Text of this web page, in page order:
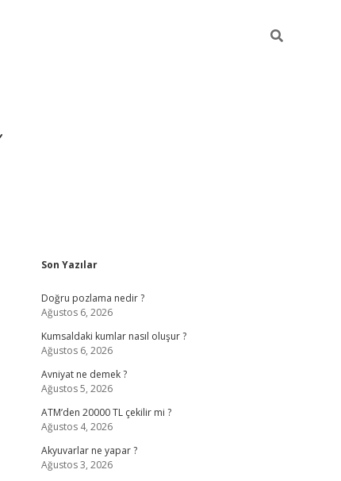
Sidebar
Son Yazılar
Doğru pozlama nedir ?
Ağustos 6, 2026
Kumsaldaki kumlar nasıl oluşur ?
Ağustos 6, 2026
Avniyat ne demek ?
Ağustos 5, 2026
ATM’den 20000 TL çekilir mi ?
Ağustos 4, 2026
Akyuvarlar ne yapar ?
Ağustos 3, 2026